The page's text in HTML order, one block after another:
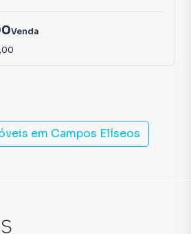
Venda
em Campos Elíseos